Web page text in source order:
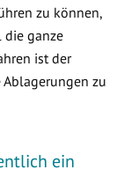
zu können,
die ganze
ist der
Ablagerungen zu
ein